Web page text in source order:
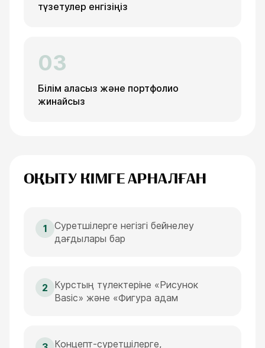
түзетулер енгізіңіз
03
Білім аласыз және портфолио
жинайсыз
ОҚЫТУ КІМГЕ АРНАЛҒАН
1
Суретшілерге негізгі бейнелеу
дағдылары бар
2
Курстың түлектеріне «Рисунок
Basic» және «Фигура адам
Концепт-суретшілерге,